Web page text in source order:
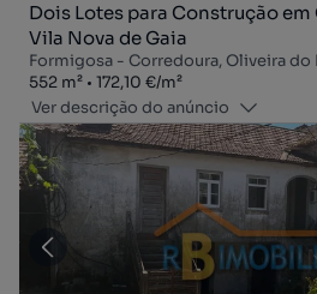
Dois Lotes para Construção
Vila Nova de Gaia
Zona
552 m²
Preço por metro quadrado
172,10 €/m²
Ver descrição do anúncio